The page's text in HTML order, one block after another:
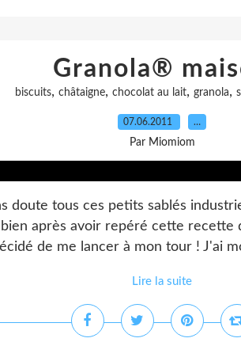
Granola®
biscuits, châtaigne, chocolat au lait, granola,
07.06.2011 …
Par Miomiom
doute tous ces petits sablés
bien après avoir repéré cette
de me lancer à mon tour ! J'ai
Lire la suite